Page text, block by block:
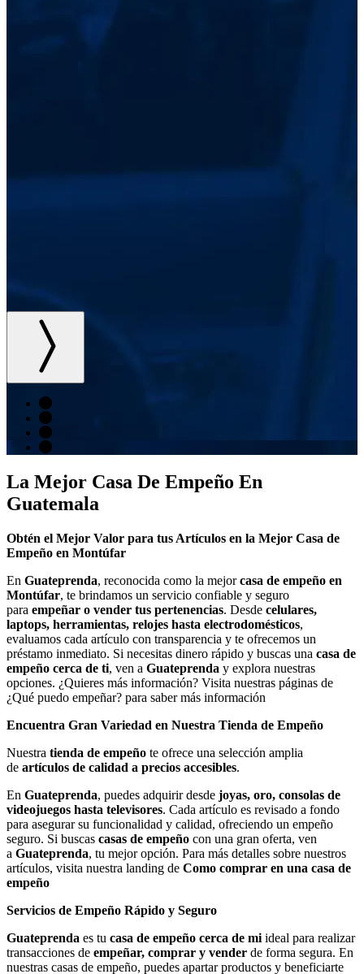
La Mejor Casa De Empeño En
Guatemala
Obtén el Mejor Valor para tus Artículos en la Mejor Casa de
Empeño en Montúfar
En Guateprenda, reconocida como la mejorcasa de empeño en
Montúfar, te brindamos un servicio confiable y seguro
para empeñar o vender tus pertenencias. Desde celulares,
laptops, herramientas, relojes hasta electrodomésticos,
evaluamos cada artículo con transparencia y te ofrecemos un
préstamo inmediato. Si necesitas dinero rápido y buscas una casa de
empeño cerca de ti, ven a Guateprenda y explora nuestras
opciones. ¿Quieres más información? Visita nuestras páginas de
¿Qué puedo empeñar? para saber más información
Encuentra Gran Variedad en Nuestra Tienda de Empeño
Nuestra tienda de empeño te ofrece una selección amplia
de artículos de calidad a precios accesibles.
En Guateprenda, puedes adquirir desde joyas, oro, consolas de
videojuegos hasta televisores. Cada artículo es revisado a fondo
para asegurar su funcionalidad y calidad, ofreciendo un empeño
seguro. Si buscas casas de empeño con una gran oferta, ven
a Guateprenda, tu mejor opción. Para más detalles sobre nuestros
artículos, visita nuestra landing de Como comprar en una casa de
empeño
Servicios de Empeño Rápido y Seguro
Guateprenda es tu casa de empeño cerca de mi ideal para realizar
transacciones de empeñar, comprar y vender de forma segura. En
nuestras casas de empeño, puedes apartar productos y beneficiarte